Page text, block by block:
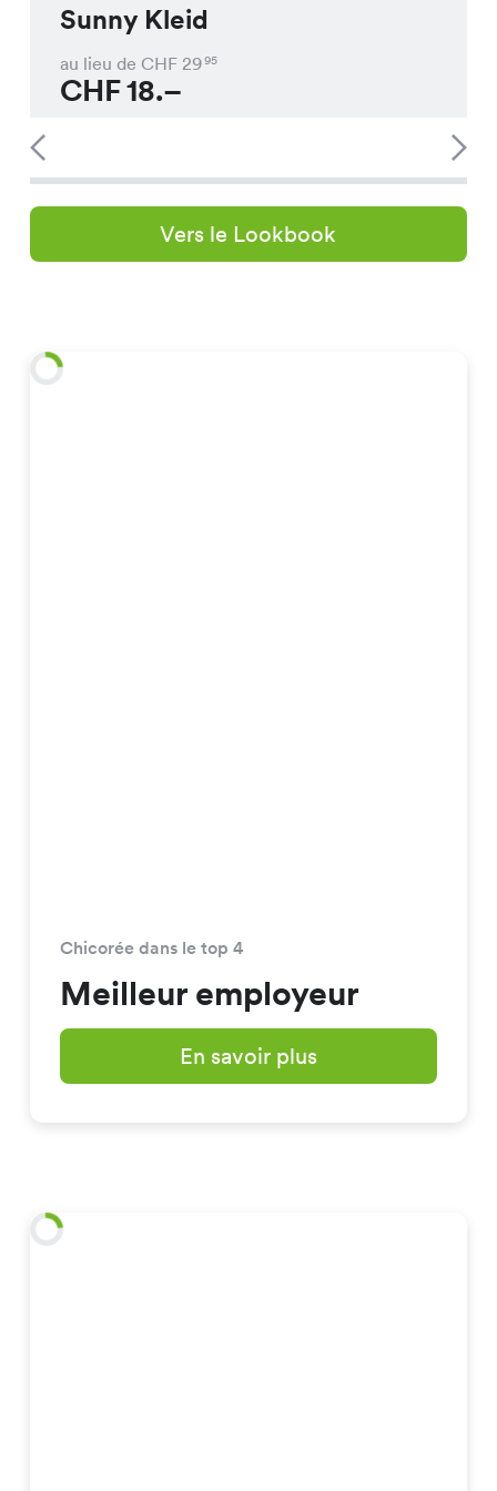
Sunny Kleid
au lieu de CHF 2995
CHF18.–
Vers le Lookbook
Chicorée dans le top 4
Meilleur employeur
En savoir plus